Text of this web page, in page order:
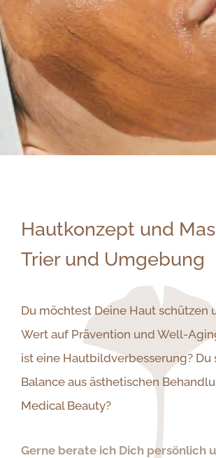
Hautkonzept und
Trier und Umgebung
Du möchtest Deine Haut schützen
Wert auf Prävention und Well-
ist eine Hautbildverbesserung? Du
Balance aus ästhetischen
Medical Beauty?
Gerne berate ich Dich persönlich